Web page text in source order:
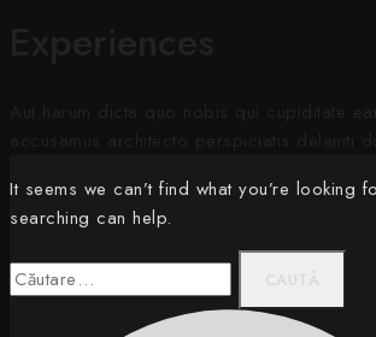
It seems we can’t find what you’re looking
searching can help.
Caută
după: